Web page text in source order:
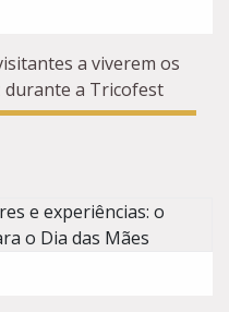
a viverem os
durante a Tricofest